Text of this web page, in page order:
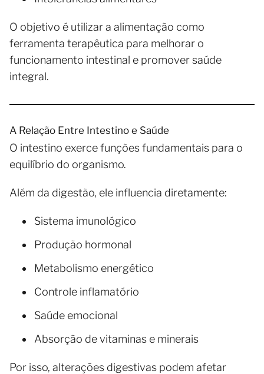
O objetivo é utilizar a alimentação como
ferramenta terapêutica para melhorar o
funcionamento intestinal e promover saúde
integral.
A Relação Entre Intestino e Saúde
O intestino exerce funções fundamentais para o
equilíbrio do organismo.
Além da digestão, ele influencia diretamente:
Sistema imunológico
Produção hormonal
Metabolismo energético
Controle inflamatório
Saúde emocional
Absorção de vitaminas e minerais
Por isso, alterações digestivas podem afetar